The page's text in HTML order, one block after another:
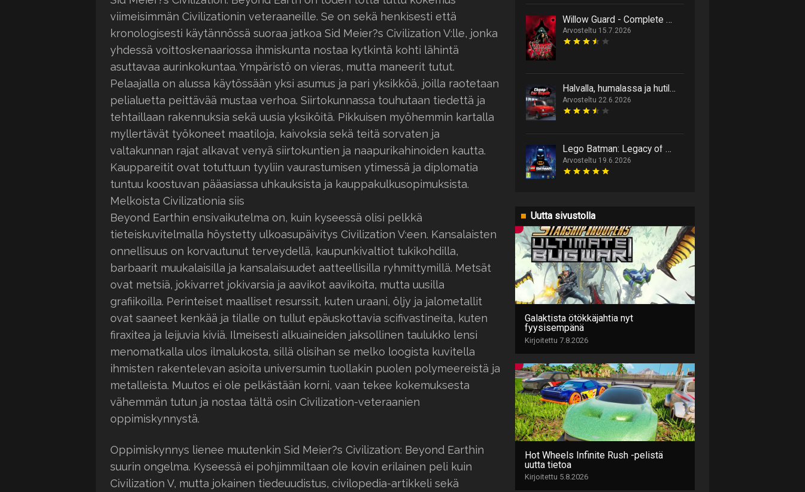
viimeisimmän Civilizationin veteraaneille. Se on sekä henkisesti että
kronologisesti käytännössä suoraa jatkoa Sid Meier?s Civilization V:lle, jonka
yhdessä voittoskenaariossa ihmiskunta nostaa kytkintä kohti lähintä
asuttavaa aurinkokuntaa. Ympäristö on vieras, mutta maneerit tutut.
Pelaajalla on alussa käytössään yksi asumus ja pari yksikköä, joilla raotetaan
pelialuetta peittävää mustaa verhoa. Siirtokunnassa touhutaan tiedettä ja
tehtaillaan rakennuksia sekä uusia yksiköitä. Pikkuisen myöhemmin kartalla
myllertävät työkoneet maatiloja, kaivoksia sekä teitä sorvaten ja
valtakunnan rajat alkavat venyä siirtokuntien ja naapurikahinoiden kautta.
Kauppareitit ovat totuttuun tyyliin vaurastumisen ytimessä ja diplomatia
tuntuu koostuvan pääasiassa uhkauksista ja kauppakulkusopimuksista.
Melkoista Civilizationia siis
Beyond Earthin ensivaikutelma on, kuin kyseessä olisi pelkkä
tieteiskuvitelmalla höystetty ulkoasupäivitys Civilization V:een. Kansalaisten
onnellisuus on korvautunut terveydellä, kaupunkivaltiot tukikohdilla,
barbaarit muukalaisilla ja kansalaisuudet aatteellisilla ryhmittymillä. Metsät
ovat metsiä, jokivarret jokivarsia ja aavikot aavikoita, mutta uusilla
grafiikoilla. Perinteiset maalliset resurssit, kuten uraani, öljy ja jalometallit
ovat saaneet kenkää ja tilalle on tullut epäuskottavia scifivastineita, kuten
firaxitea ja leijuvia kiviä. Ilmeisesti alkuaineiden jaksollinen taulukko lensi
menomatkalla ulos ilmalukosta, sillä olisihan se melko loogista kuvitella
ihmisten rakentelevan asioita universumin tuollakin puolen polymeereistä ja
metalleista. Muutos ei ole pelkästään korni, vaan tekee kokemuksesta
vähemmän tutun ja nostaa tältä osin Civilization-veteraanien
oppimiskynnystä.
Oppimiskynnys lienee muutenkin Sid Meier?s Civilization: Beyond Earthin
suurin ongelma. Kyseessä ei pohjimmiltaan ole kovin erilainen peli kuin
Civilization V, mutta jokainen tiedeuudistus, civilopedia-artikkeli sekä
Willow Guard - Complete Edition on hack 'n' slash -retki eläinten valtakuntaan
Arvosteltu 15.7.2026
Halvalla, humalassa ja hutiloiden: Cheap Car Repair on aito kolmen H:n autonhuoltosimulaattori
Arvosteltu 22.6.2026
Lego Batman: Legacy of The Dark Knight on sydämellinen paluu Gotham Cityn palikkakaduille
Arvosteltu 19.6.2026
Uutta sivustolla
Galaktista ötökkäjahtia nyt
fyysisempänä
Kirjoitettu 7.8.2026
Hot Wheels Infinite Rush -pelistä
uutta tietoa
Kirjoitettu 5.8.2026